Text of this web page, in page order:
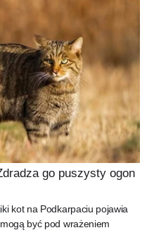
go puszysty ogon
kot na Podkarpaciu pojawia
być pod wrażeniem